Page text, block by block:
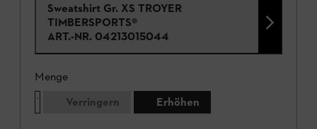
Sweatshirt Gr. XS TROYER
TIMBERSPORTS®
ART.-NR. 04213015044
Menge
Verringern
Erhöhen